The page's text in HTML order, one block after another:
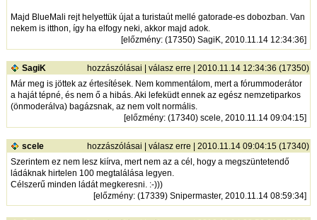
Majd BlueMali rejt helyettük újat a turistaút mellé gatorade-es dobozban. Van
nekem is itthon, így ha elfogy neki, akkor majd adok.
[előzmény: (17350) SagiK, 2010.11.14 12:34:36]
SagiK hozzászólásai | válasz erre | 2010.11.14 12:34:36 (17350)
Már meg is jöttek az értesítések. Nem kommentálom, mert a fórummoderátor
a haját tépné, és nem ő a hibás. Aki lefeküdt ennek az egész nemzetiparkos
(önmoderálva) bagázsnak, az nem volt normális.
[előzmény: (17340) scele, 2010.11.14 09:04:15]
scele hozzászólásai | válasz erre | 2010.11.14 09:04:15 (17340)
Szerintem ez nem lesz kiírva, mert nem az a cél, hogy a megszüntetendő
ládáknak hirtelen 100 megtalálása legyen.
Célszerű minden ládát megkeresni. :-)))
[előzmény: (17339) Snipermaster, 2010.11.14 08:59:34]